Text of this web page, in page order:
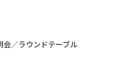
／ラウンドテーブル